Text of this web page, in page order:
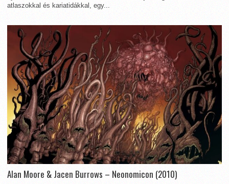
atlaszokkal és kariatidákkal, egy...
Alan Moore & Jacen Burrows – Neonomicon (2010)